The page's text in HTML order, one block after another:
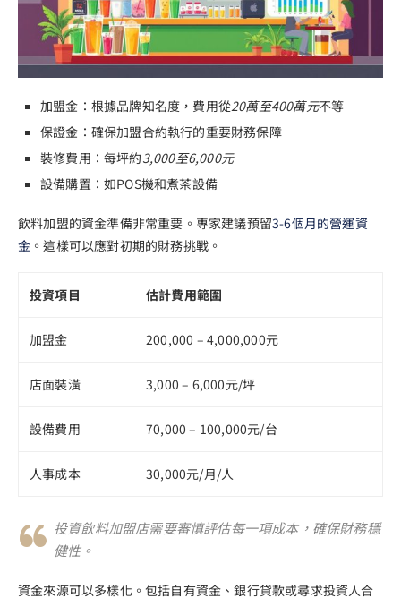
加盟金：根據品牌知名度，費用從20萬至400萬元不等
保證金：確保加盟合約執行的重要財務保障
裝修費用：每坪約3,000至6,000元
設備購置：如POS機和煮茶設備
飲料加盟的資金準備非常重要。專家建議預留3-6個月的營運資
金 。這樣可以應對初期的財務挑戰。
投資項目 估計費用範圍
加盟金 200,000 – 4,000,000元
店面裝潢 3,000 – 6,000元/坪
設備費用 70,000 – 100,000元/台
人事成本 30,000元/月/人
投資飲料加盟店需要審慎評估每一項成本，確保財務穩
健性。
資金來源可以多樣化。包括自有資金、銀行貸款或尋求投資人合